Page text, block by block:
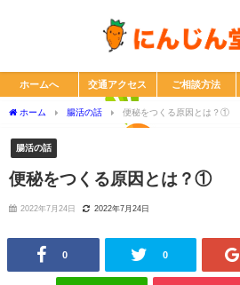
ホームへ 交通アクセス ご相談方法
ホーム 腸活の話 便秘をつくる原因とは？①
腸活の話
便秘をつくる原因とは？①
2022年7月24日 2022年7月24日
0 0